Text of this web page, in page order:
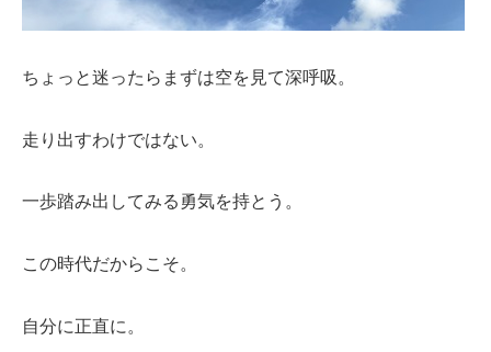
ちょっと迷ったらまずは空を見て深呼吸。
走り出すわけではない。
一歩踏み出してみる勇気を持とう。
この時代だからこそ。
自分に正直に。